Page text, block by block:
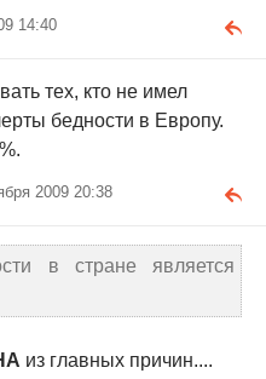
14:40
тех, кто не имел
бедности в Европу.
2009 20:38
в стране является
из главных причин....